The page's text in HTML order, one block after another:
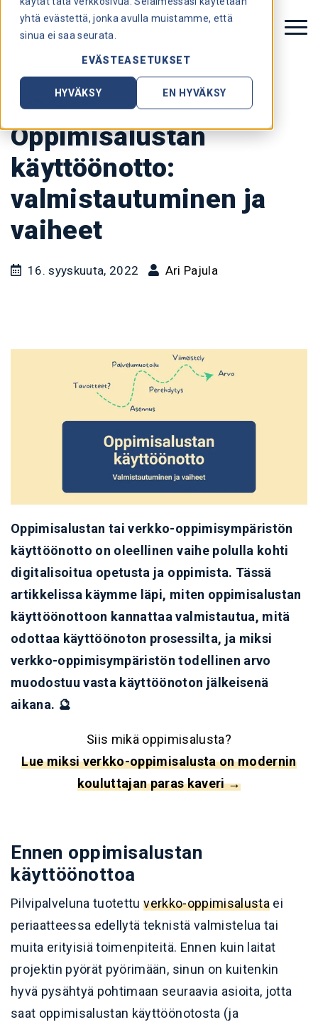
yhtä evästettä, jonka avulla muistamme, että
sinua ei saa seurata.
EVÄSTEASETUKSET
HYVÄKSY EN HYVÄKSY
TEKNOLOGIAT
Oppimisalustan
käyttöönotto:
valmistautuminen ja
vaiheet
16. syyskuuta, 2022 Ari Pajula
Oppimisalustan tai verkko-oppimisympäristön
käyttöönotto on oleellinen vaihe polulla kohti
digitalisoitua opetusta ja oppimista. Tässä
artikkelissa käymme läpi, miten oppimisalustan
käyttöönottoon kannattaa valmistautua, mitä
odottaa käyttöönoton prosessilta, ja miksi
verkko-oppimisympäristön todellinen arvo
muodostuu vasta käyttöönoton jälkeisenä
aikana. 🔮
Siis mikä oppimisalusta?
Lue miksi verkko-oppimisalusta on modernin
kouluttajan paras kaveri →
Ennen oppimisalustan
käyttöönottoa
Pilvipalveluna tuotettuverkko-oppimisalustaei
periaatteessa edellytä teknistä valmistelua tai
muita erityisiä toimenpiteitä. Ennen kuin laitat
projektin pyörät pyörimään, sinun on kuitenkin
hyvä pysähtyä pohtimaan seuraavia asioita, jotta
saat oppimisalustan käyttöönotosta (ja